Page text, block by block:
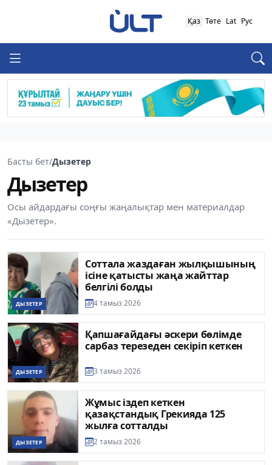
Қаз Төте Lat Рус
Басты бет/Дызетер
Дызетер
Осы айдардағы соңғы жаңалықтар мен материалдар
«Дызетер».
ДЫЗЕТЕР
Соттала жаздаған жылқышының
ісіне қатысты жаңа жайттар
белгілі болды
4 тамыз 2026
ДЫЗЕТЕР
Қапшағайдағы әскери бөлімде
сарбаз терезеден секіріп кеткен
3 тамыз 2026
ДЫЗЕТЕР
Жұмыс іздеп кеткен
қазақстандық Грекияда 125
жылға сотталды
2 тамыз 2026